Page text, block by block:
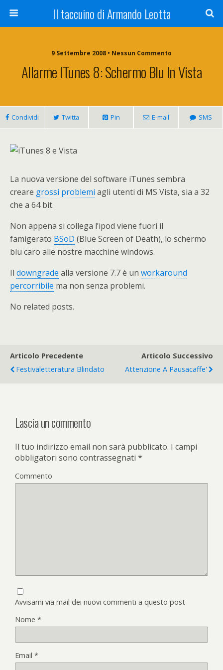
Il taccuino di Armando Leotta
9 Settembre 2008 • Nessun Commento
Allarme ITunes 8: Schermo Blu In Vista
Condividi Twitta Pin E-mail SMS
La nuova versione del software iTunes sembra
creare grossi problemi agli utenti di MS Vista, sia a 32
che a 64 bit.
Non appena si collega l’ipod viene fuori il
famigerato BSoD (Blue Screen of Death), lo schermo
blu caro alle nostre macchine windows.
Il downgrade alla versione 7.7 è un workaround
percorribile ma non senza problemi.
No related posts.
Articolo Precedente
Festivaletteratura Blindato
Articolo Successivo
Attenzione A Pausacaffe'
Lascia un commento
Il tuo indirizzo email non sarà pubblicato. I campi
obbligatori sono contrassegnati *
Commento
Avvisami via mail dei nuovi commenti a questo post
Nome *
Email *